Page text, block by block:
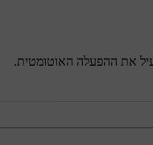
את ההפעלה האוטומטית.